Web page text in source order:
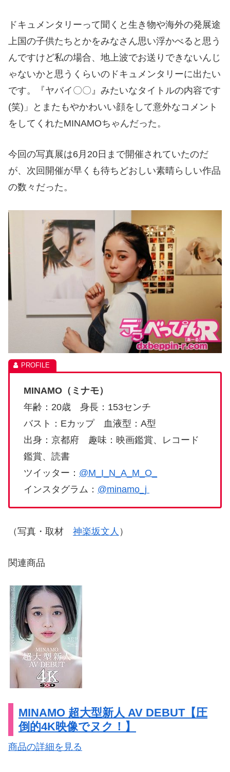
ドキュメンタリーって聞くと生き物や海外の発展途
上国の子供たちとかをみなさん思い浮かべると思う
んですけど私の場合、地上波でお送りできないんじ
ゃないかと思うくらいのドキュメンタリーに出たい
です。『ヤバイ〇〇』みたいなタイトルの内容です
(笑) 」とまたもやかわいい顔をして意外なコメント
をしてくれたMINAMOちゃんだった。
今回の写真展は6月 20 日まで開催されていたのだ
が、次回開催が早くも待ちどおしい素晴らしい作品
の数々だった。
MINAMO （ミナモ）
年齢： 20歳 身長： 153センチ
バスト： Eカップ 血液型： A型
出身：京都府 趣味：映画鑑賞、レコード
鑑賞、読書
ツイッター： @M_I_N_A_M_O_
インスタグラム： @minamo_j
（写真・取材 神楽坂文人 ）
関連商品
MINAMO 超大型新人 AV DEBUT【圧
倒的4K映像でヌク！】
商品の詳細を見る